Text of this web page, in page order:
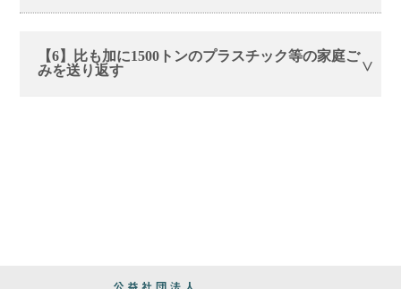
【6】比も加に1500トンのプラスチック等の家庭ご
みを送り返す